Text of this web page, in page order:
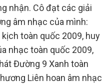
nhận. Cô đạt các giải
âm nhạc của mình:
toàn quốc 2009, huy
nhạc toàn quốc 2009,
Đường 9 Xanh toàn
Liên hoan âm nhạc